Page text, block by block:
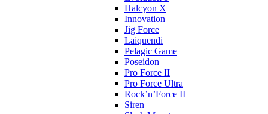
Halcyon X
Innovation
Jig Force
Laiquendi
Pelagic Game
Poseidon
Pro Force II
Pro Force Ultra
Rock’n’Force II
Siren